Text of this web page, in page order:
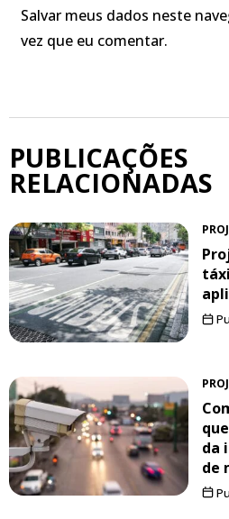
Salvar meus dados neste
vez que eu comentar.
PUBLICAÇÕES
RELACIONADAS
da
de